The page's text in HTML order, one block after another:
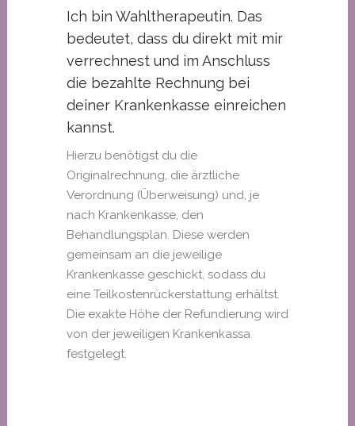
Ich bin Wahltherapeutin. Das
bedeutet, dass du direkt mit mir
verrechnest und im Anschluss
die bezahlte Rechnung bei
deiner Krankenkasse einreichen
kannst.
Hierzu benötigst du die
Originalrechnung, die ärztliche
Verordnung (Überweisung) und, je
nach Krankenkasse, den
Behandlungsplan. Diese werden
gemeinsam an die jeweilige
Krankenkasse geschickt, sodass du
eine Teilkostenrückerstattung erhältst.
Die exakte Höhe der Refundierung wird
von der jeweiligen Krankenkassa
festgelegt.